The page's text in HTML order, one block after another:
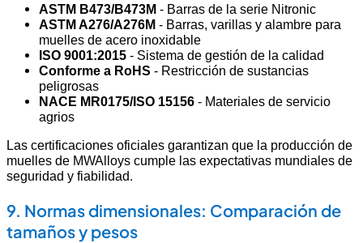
ASTM B473/B473M - Barras de la serie Nitronic
ASTM A276/A276M - Barras, varillas y alambre para
muelles de acero inoxidable
ISO 9001:2015 - Sistema de gestión de la calidad
Conforme a RoHS - Restricción de sustancias
peligrosas
NACE MR0175/ISO 15156 - Materiales de servicio
agrios
Las certificaciones oficiales garantizan que la producción de
muelles de MWAlloys cumple las expectativas mundiales de
seguridad y fiabilidad.
9. Normas dimensionales: Comparación de
tamaños y pesos